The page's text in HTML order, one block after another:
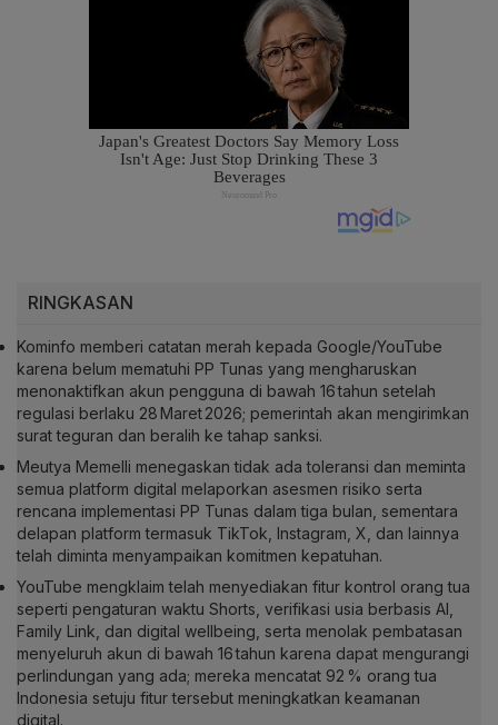
RINGKASAN
Kominfo memberi catatan merah kepada Google/YouTube
karena belum mematuhi PP Tunas yang mengharuskan
menonaktifkan akun pengguna di bawah 16 tahun setelah
regulasi berlaku 28 Maret 2026; pemerintah akan mengirimkan
surat teguran dan beralih ke tahap sanksi.
Meutya Memelli menegaskan tidak ada toleransi dan meminta
semua platform digital melaporkan asesmen risiko serta
rencana implementasi PP Tunas dalam tiga bulan, sementara
delapan platform termasuk TikTok, Instagram, X, dan lainnya
telah diminta menyampaikan komitmen kepatuhan.
YouTube mengklaim telah menyediakan fitur kontrol orang tua
seperti pengaturan waktu Shorts, verifikasi usia berbasis AI,
Family Link, dan digital wellbeing, serta menolak pembatasan
menyeluruh akun di bawah 16 tahun karena dapat mengurangi
perlindungan yang ada; mereka mencatat 92 % orang tua
Indonesia setuju fitur tersebut meningkatkan keamanan
digital.